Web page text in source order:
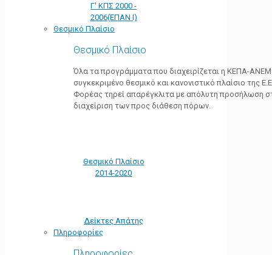
Γ' ΚΠΣ 2000 -
2006(ΕΠΑΝ Ι)
Θεσμικό Πλαίσιο
Θεσμικό Πλαίσιο
Όλα τα προγράμματα που διαχειρίζεται η ΚΕΠΑ-
συγκεκριμένο θεσμικό και κανονιστικό πλαίσιο της
Φορέας τηρεί απαρέγκλιτα με απόλυτη προσήλωση
διαχείριση των προς διάθεση πόρων.
Θεσμικό Πλαίσιο
2014-2020
Δείκτες Απάτης
Πληροφορίες